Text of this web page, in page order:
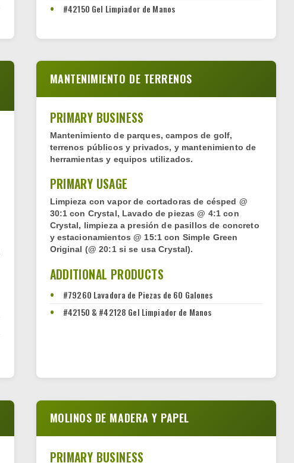
#42150 Gel Limpiador de Manos
MANTENIMIENTO DE TERRENOS
PRIMARY BUSINESS
Mantenimiento de parques, campos de golf,
terrenos públicos y privados, y mantenimiento de
herramientas y equipos utilizados.
PRIMARY USAGE
Limpieza con vapor de cortadoras de césped @
30:1 con Crystal, Lavado de piezas @ 4:1 con
Crystal, limpieza a presión de pasillos de concreto
y estacionamientos @ 15:1 con Simple Green
Original (@ 20:1 si se usa Crystal).
ADDITIONAL PRODUCTS
#79260 Lavadora de Piezas de 60 Galones
#42150 & #42128 Gel Limpiador de Manos
MOLINOS DE MADERA Y PAPEL
PRIMARY BUSINESS